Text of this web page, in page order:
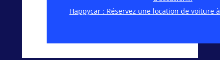
Happycar : Réservez une location de voiture